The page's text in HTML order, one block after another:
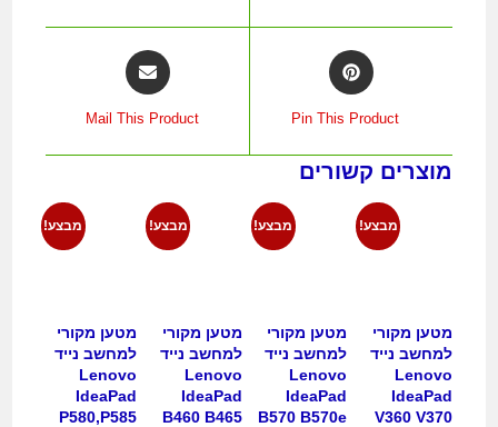
Pin This Product
Mail This Product
מוצרים קשורים
מבצע!
מטען מקורי
למחשב נייד
Lenovo
IdeaPad
V360 V370
מבצע!
מטען מקורי
למחשב נייד
Lenovo
IdeaPad
B570 B570e
מבצע!
מטען מקורי
למחשב נייד
Lenovo
IdeaPad
B460 B465
מבצע!
מטען מקורי
למחשב נייד
Lenovo
IdeaPad
P580,P585